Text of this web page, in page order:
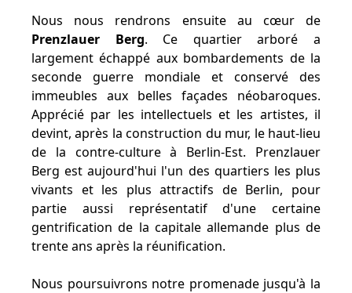
Nous nous rendrons ensuite au cœur de
Prenzlauer Berg. Ce quartier arboré a
largement échappé aux bombardements de la
seconde guerre mondiale et conservé des
immeubles aux belles façades néobaroques.
Apprécié par les intellectuels et les artistes, il
devint, après la construction du mur, le haut-lieu
de la contre-culture à Berlin-Est. Prenzlauer
Berg est aujourd'hui l'un des quartiers les plus
vivants et les plus attractifs de Berlin, pour
partie aussi représentatif d'une certaine
gentrification de la capitale allemande plus de
trente ans après la réunification.
Nous poursuivrons notre promenade jusqu'à la